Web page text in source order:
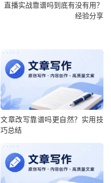
直播实战靠谱吗到底有没有用？
经验分享
文章改写靠谱吗更自然？实用技
巧总结